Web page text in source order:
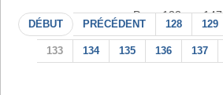
Page 133 sur 147
DÉBUT PRÉCÉDENT 128 129
133 134 135 136 137